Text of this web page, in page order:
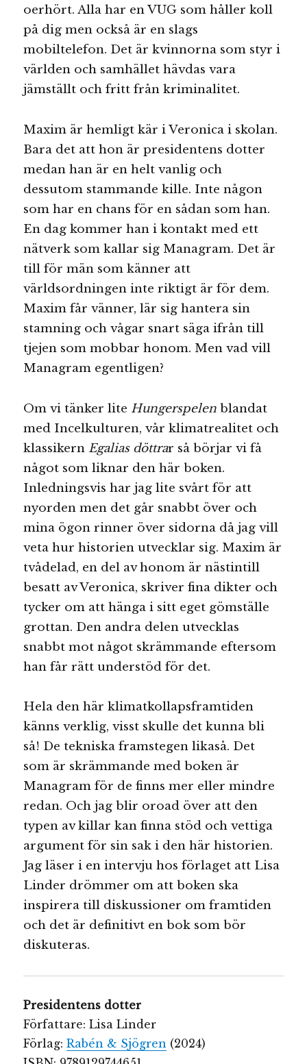
oerhört. Alla har en VUG som håller koll
på dig men också är en slags
mobiltelefon. Det är kvinnorna som styr i
världen och samhället hävdas vara
jämställt och fritt från kriminalitet.
Maxim är hemligt kär i Veronica i skolan.
Bara det att hon är presidentens dotter
medan han är en helt vanlig och
dessutom stammande kille. Inte någon
som har en chans för en sådan som han.
En dag kommer han i kontakt med ett
nätverk som kallar sig Managram. Det är
till för män som känner att
världsordningen inte riktigt är för dem.
Maxim får vänner, lär sig hantera sin
stamning och vågar snart säga ifrån till
tjejen som mobbar honom. Men vad vill
Managram egentligen?
Om vi tänker lite Hungerspelen blandat
med Incelkulturen, vår klimatrealitet och
klassikern Egalias döttrar så börjar vi få
något som liknar den här boken.
Inledningsvis har jag lite svårt för att
nyorden men det går snabbt över och
mina ögon rinner över sidorna då jag vill
veta hur historien utvecklar sig. Maxim är
tvådelad, en del av honom är nästintill
besatt av Veronica, skriver fina dikter och
tycker om att hänga i sitt eget gömställe
grottan. Den andra delen utvecklas
snabbt mot något skrämmande eftersom
han får rätt understöd för det.
Hela den här klimatkollapsframtiden
känns verklig, visst skulle det kunna bli
så! De tekniska framstegen likaså. Det
som är skrämmande med boken är
Managram för de finns mer eller mindre
redan. Och jag blir oroad över att den
typen av killar kan finna stöd och vettiga
argument för sin sak i den här historien.
Jag läser i en intervju hos förlaget att Lisa
Linder drömmer om att boken ska
inspirera till diskussioner om framtiden
och det är definitivt en bok som bör
diskuteras.
Presidentens dotter
Författare: Lisa Linder
Förlag:Rabén & Sjögren (2024)